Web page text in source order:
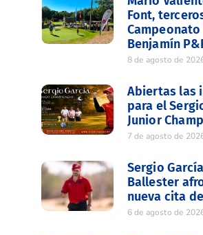
Font,
Benjamín
8 de agosto de
Abiertas las
para el
Junior
7 de agosto de
Sergio
Ballester
nueva cita
6 de agosto de